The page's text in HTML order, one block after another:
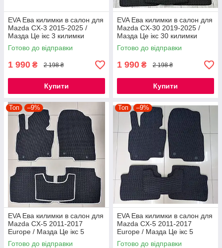
EVA Ева килимки в салон для
Mazda CX-3 2015-2025 /
Мазда Це ікс 3 килимки
Готово до відправки
1 990 ₴ 2 198 ₴
Купити
EVA Ева килимки в салон для
Mazda CX-30 2019-2025 /
Мазда Це ікс 30 килимки
Готово до відправки
1 990 ₴ 2 198 ₴
Купити
Топ –9%
EVA Ева килимки в салон для
Mazda CX-5 2011-2017
Europe / Мазда Це ікс 5
килимки
Готово до відправки
Топ –9%
EVA Ева килимки в салон для
Mazda CX-5 2011-2017
Europe / Мазда Це ікс 5
килимки
Готово до відправки